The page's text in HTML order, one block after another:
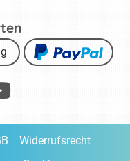
Widerrufsrecht